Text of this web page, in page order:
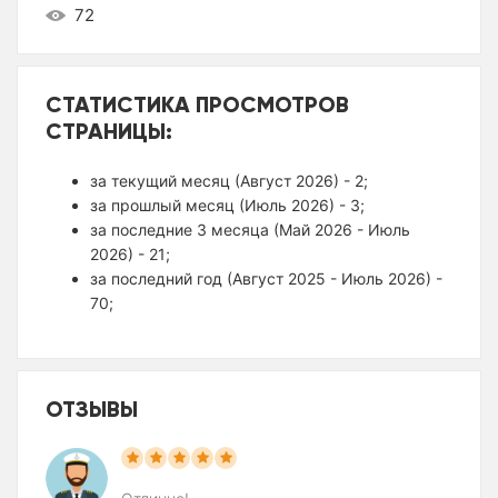
72
СТАТИСТИКА ПРОСМОТРОВ
СТРАНИЦЫ:
за текущий месяц (Август 2026) - 2;
за прошлый месяц (Июль 2026) - 3;
за последние 3 месяца (Май 2026 - Июль
2026) - 21;
за последний год (Август 2025 - Июль 2026) -
70;
ОТЗЫВЫ